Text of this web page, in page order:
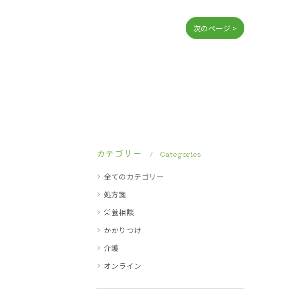
次のページ >
カテゴリー Categories
全てのカテゴリー
処方箋
栄養相談
かかりつけ
介護
オンライン